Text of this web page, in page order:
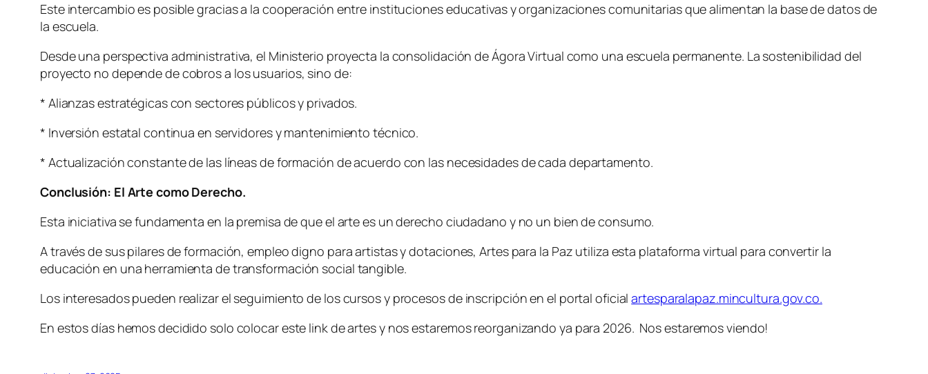
Este intercambio es posible gracias a la cooperación entre instituciones educativas y organizaciones comunitarias que alimentan la base de datos de
la escuela.
Desde una perspectiva administrativa, el Ministerio proyecta la consolidación de Ágora Virtual como una escuela permanente. La sostenibilidad del
proyecto no depende de cobros a los usuarios, sino de:
* Alianzas estratégicas con sectores públicos y privados.
* Inversión estatal continua en servidores y mantenimiento técnico.
* Actualización constante de las líneas de formación de acuerdo con las necesidades de cada departamento.
Conclusión: El Arte como Derecho.
Esta iniciativa se fundamenta en la premisa de que el arte es un derecho ciudadano y no un bien de consumo.
A través de sus pilares de formación, empleo digno para artistas y dotaciones, Artes para la Paz utiliza esta plataforma virtual para convertir la
educación en una herramienta de transformación social tangible.
Los interesados pueden realizar el seguimiento de los cursos y procesos de inscripción en el portal oficialartesparalapaz.mincultura.gov.co.
En estos días hemos decidido solo colocar este link de artes y nos estaremos reorganizando ya para 2026. Nos estaremos viendo!